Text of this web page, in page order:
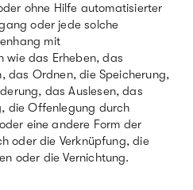
ohne Hilfe automatisierter
oder jede solche
mit
wie das Erheben, das
das Ordnen, die Speicherung,
das Auslesen, das
die Offenlegung durch
eine andere Form der
oder die Verknüpfung, die
oder die Vernichtung.